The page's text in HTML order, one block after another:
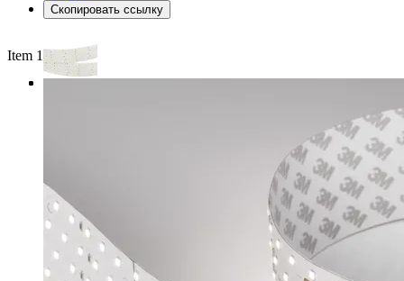
Скопировать ссылку
Item 1 of 3